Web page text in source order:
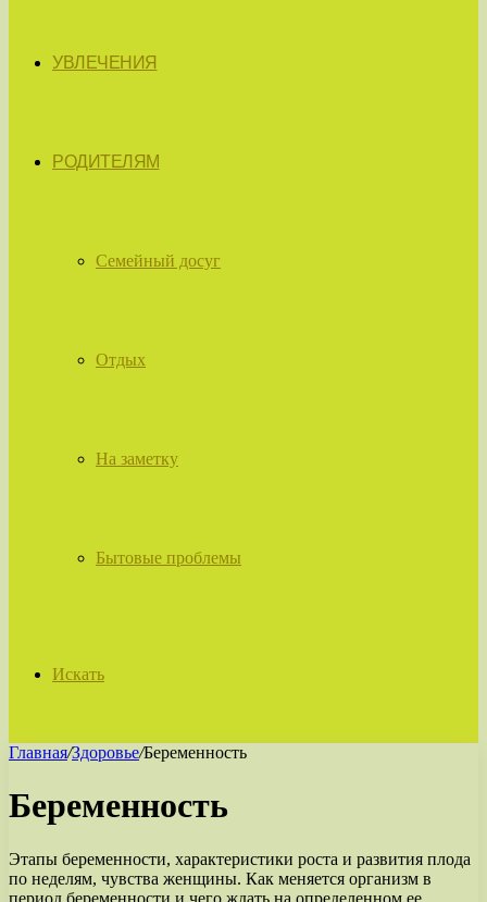
УВЛЕЧЕНИЯ
РОДИТЕЛЯМ
Семейный досуг
Отдых
На заметку
Бытовые проблемы
Искать
Главная/Здоровье/Беременность
Беременность
Этапы беременности, характеристики роста и развития плода
по неделям, чувства женщины. Как меняется организм в
период беременности и чего ждать на определенном ее